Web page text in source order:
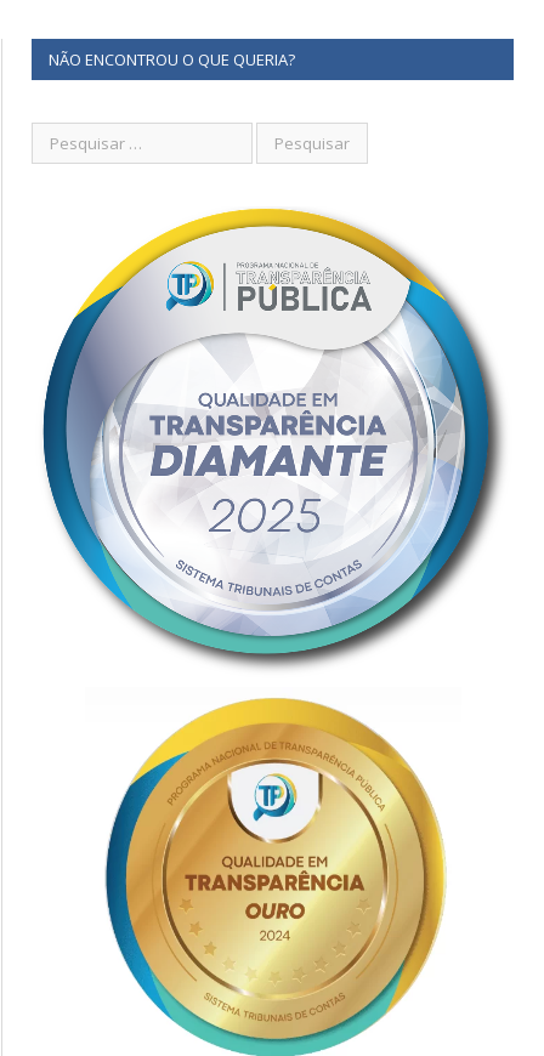
NÃO ENCONTROU O QUE QUERIA?